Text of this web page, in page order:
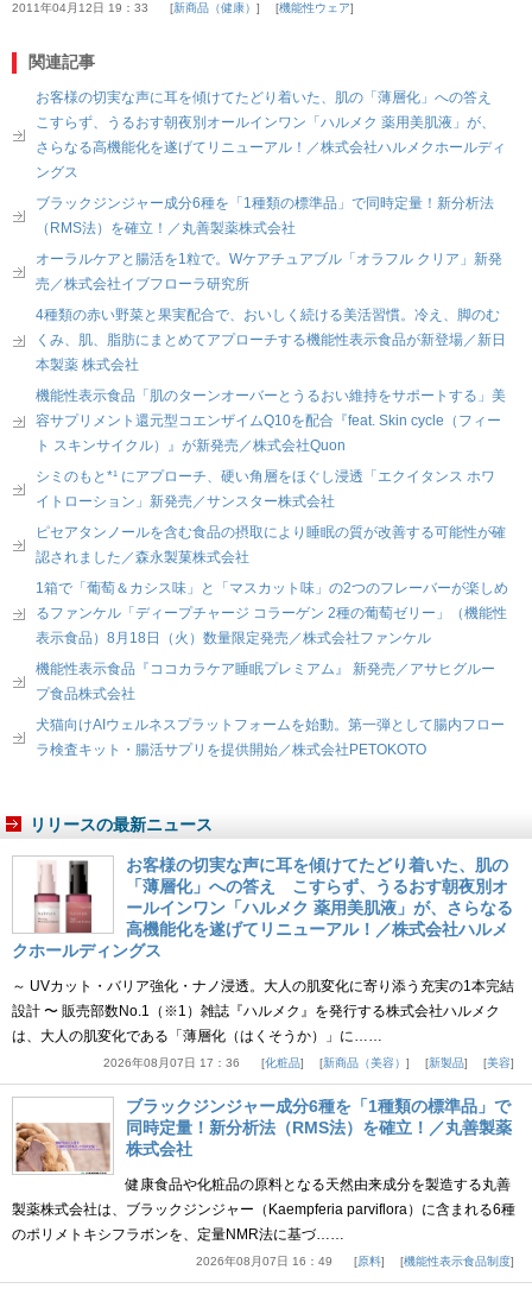
2011年04月12日 19：33 新商品（健康） 機能性ウェア
関連記事
お客様の切実な声に耳を傾けてたどり着いた、肌の「薄層化」への答え
こすらず、うるおす朝夜別オールインワン「ハルメク 薬用美肌液」が、
さらなる高機能化を遂げてリニューアル！／株式会社ハルメクホールディ
ングス
ブラックジンジャー成分6種を「1種類の標準品」で同時定量！新分析法
（RMS法）を確立！／丸善製薬株式会社
オーラルケアと腸活を1粒で。Wケアチュアブル「オラフル クリア」新発
売／株式会社イブフローラ研究所
4種類の赤い野菜と果実配合で、おいしく続ける美活習慣。冷え、脚のむ
くみ、肌、脂肪にまとめてアプローチする機能性表示食品が新登場／新日
本製薬 株式会社
機能性表示食品「肌のターンオーバーとうるおい維持をサポートする」美
容サプリメント還元型コエンザイムQ10を配合『feat. Skin cycle（フィー
ト スキンサイクル）』が新発売／株式会社Quon
シミのもと*¹ にアプローチ、硬い角層をほぐし浸透「エクイタンス ホワ
イトローション」新発売／サンスター株式会社
ピセアタンノールを含む食品の摂取により睡眠の質が改善する可能性が確
認されました／森永製菓株式会社
1箱で「葡萄＆カシス味」と「マスカット味」の2つのフレーバーが楽しめ
るファンケル「ディープチャージ コラーゲン 2種の葡萄ゼリー」（機能性
表示食品）8月18日（火）数量限定発売／株式会社ファンケル
機能性表示食品『ココカラケア睡眠プレミアム』 新発売／アサヒグルー
プ食品株式会社
犬猫向けAIウェルネスプラットフォームを始動。第一弾として腸内フロー
ラ検査キット・腸活サプリを提供開始／株式会社PETOKOTO
リリースの最新ニュース
お客様の切実な声に耳を傾けてたどり着いた、肌の
「薄層化」への答え こすらず、うるおす朝夜別オ
ールインワン「ハルメク 薬用美肌液」が、さらなる
高機能化を遂げてリニューアル！／株式会社ハルメ
クホールディングス
～ UVカット・バリア強化・ナノ浸透。大人の肌変化に寄り添う充実の1本完結
設計 〜 販売部数No.1（※1）雑誌『ハルメク』を発行する株式会社ハルメク
は、大人の肌変化である「薄層化（はくそうか）」に……
2026年08月07日 17：36 化粧品 新商品（美容） 新製品 美容
ブラックジンジャー成分6種を「1種類の標準品」で
同時定量！新分析法（RMS法）を確立！／丸善製薬
株式会社
健康食品や化粧品の原料となる天然由来成分を製造する丸善
製薬株式会社は、ブラックジンジャー（Kaempferia parviflora）に含まれる6種
のポリメトキシフラボンを、定量NMR法に基づ……
2026年08月07日 16：49 原料 機能性表示食品制度